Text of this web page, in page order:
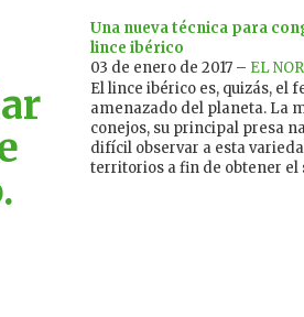
Una nueva técnica para
lince ibérico
03 de enero de 2017 – EL
El lince ibérico es, quizás, el
amenazado del planeta. La
conejos, su principal presa
difícil observar a esta
territorios a fin de obtener el